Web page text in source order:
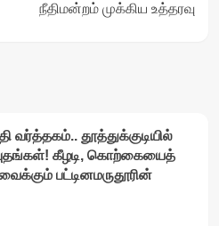
நீதிமன்றம் முக்கிய உத்தரவு
தூத்துக்குடியில்
கீழடி, கொற்கையைத்
பட்டினமருதூரின்